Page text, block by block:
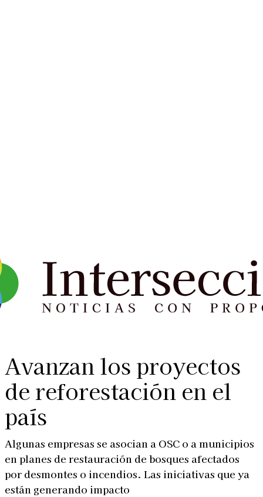
Avanzan los proyectos
de reforestación en el
país
Algunas empresas se asocian a OSC o a municipios
en planes de restauración de bosques afectados
por desmontes o incendios. Las iniciativas que ya
están generando impacto